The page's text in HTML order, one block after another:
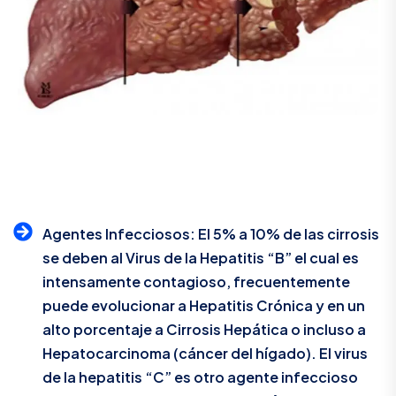
Agentes Infecciosos: El 5% a 10% de las cirrosis
se deben al Virus de la Hepatitis “B” el cual es
intensamente contagioso, frecuentemente
puede evolucionar a Hepatitis Crónica y en un
alto porcentaje a Cirrosis Hepática o incluso a
Hepatocarcinoma (cáncer del hígado). El virus
de la hepatitis “C” es otro agente infeccioso